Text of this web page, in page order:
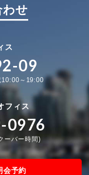
わせ
ス
09
10:00～19:00
フィス
0976
ーバー時間)
会予約